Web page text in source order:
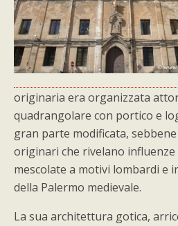
originaria era organizzata
quadrangolare con portico e
gran parte modificata,
originari che rivelano
mescolate a motivi lombardi e
della Palermo medievale.
La sua architettura gotica,